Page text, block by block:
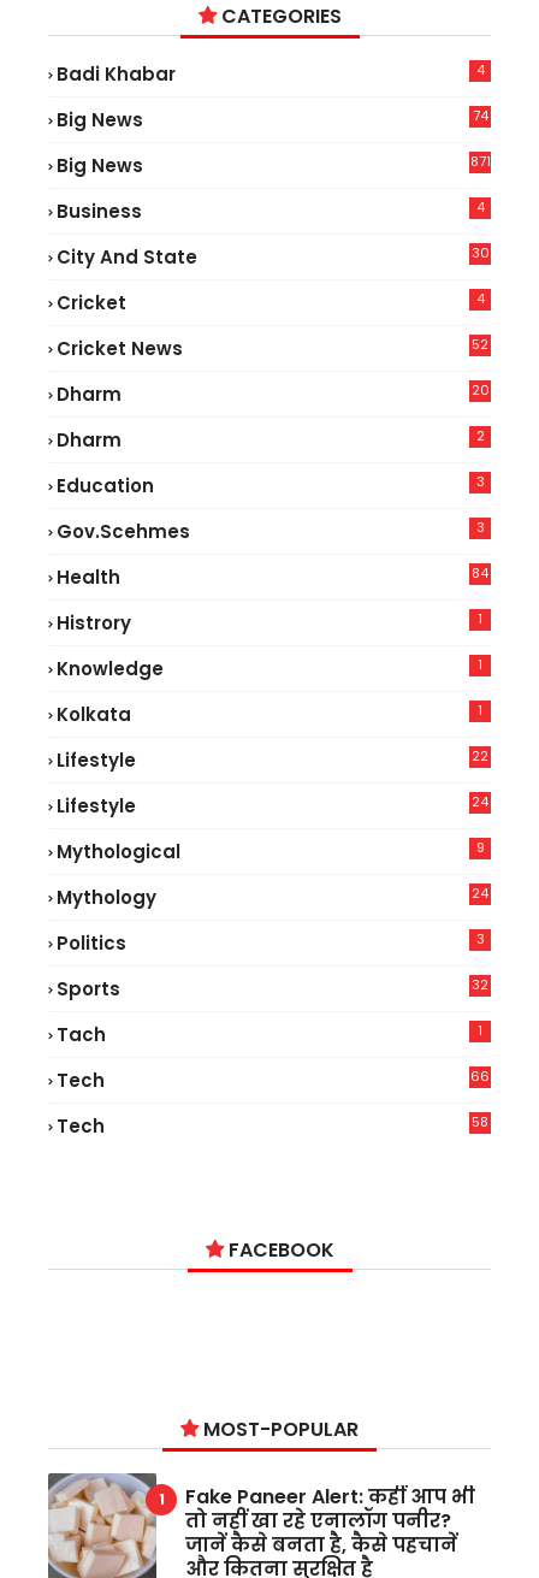
CATEGORIES
Badi Khabar 4
Big News
74
Big News 871
Business 4
City And State 30
Cricket 4
Cricket News
52
Dharm 20
Dharm 2
Education 3
Gov.scehmes 3
Health
84
Histrory 1
Knowledge 1
Kolkata 1
Lifestyle
22
Lifestyle
24
Mythological 9
Mythology 24
Politics 3
Sports 32
Tach 1
Tech
66
Tech
58
FACEBOOK
MOST-POPULAR
Fake Paneer Alert: कहीं आप भी
तो नहीं खा रहे एनालॉग पनीर?
जानें कैसे बनता है, कैसे पहचानें
और कितना सुरक्षित है